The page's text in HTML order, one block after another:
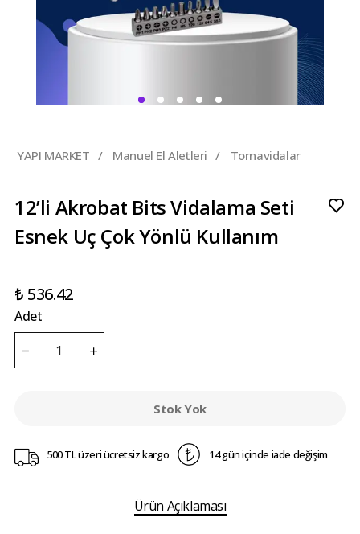
YAPI MARKET / Manuel El Aletleri / Tornavidalar
12’li Akrobat Bits Vidalama Seti
Esnek Uç Çok Yönlü Kullanım
₺ 536.42
Adet
Stok Yok
500 TL üzeri ücretsiz kargo 14 gün içinde iade değişim
Ürün Açıklaması